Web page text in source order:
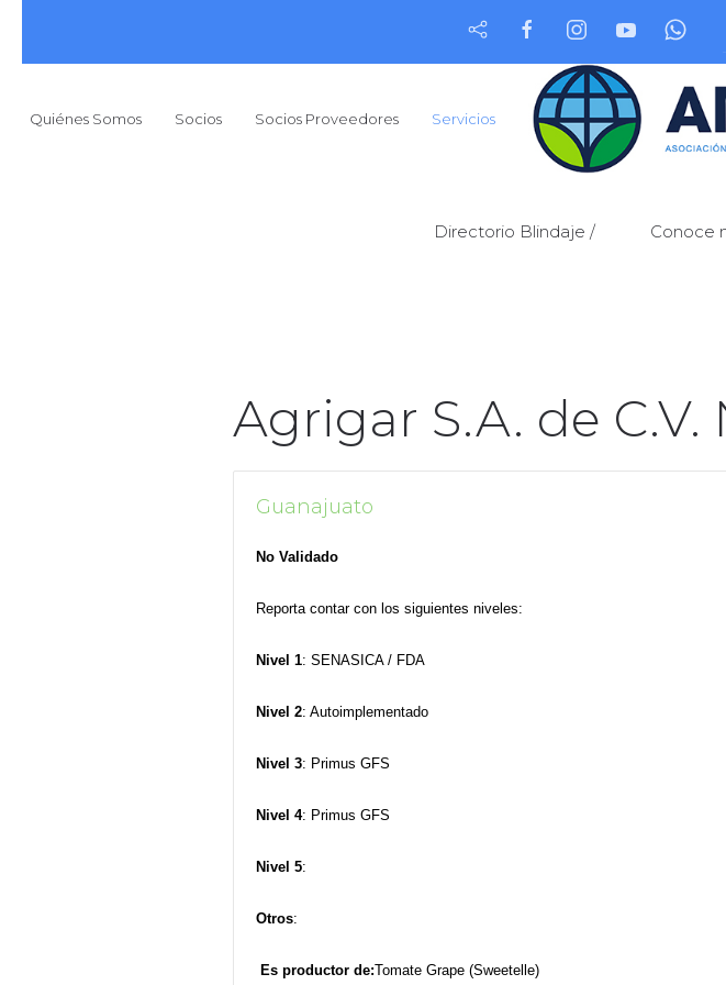
Quiénes Somos Socios Socios Proveedores Servicios
Directorio Blindaje / Conoce
Agrigar S.A. de C.V.
Guanajuato
No Validado
Reporta contar con los siguientes niveles:
Nivel 1: SENASICA / FDA
Nivel 2: Autoimplementado
Nivel 3: Primus GFS
Nivel 4: Primus GFS
Nivel 5:
Otros:
Es productor de:Tomate Grape (Sweetelle)